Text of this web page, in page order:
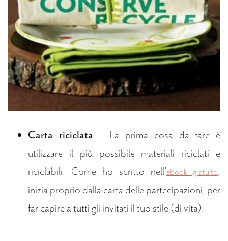
Carta riciclata – La prima cosa da fare è
utilizzare il più possibile materiali riciclati e
riciclabili. Come ho scritto nell'eBook gratuito,
inizia proprio dalla carta delle partecipazioni, per
far capire a tutti gli invitati il tuo stile (di vita).